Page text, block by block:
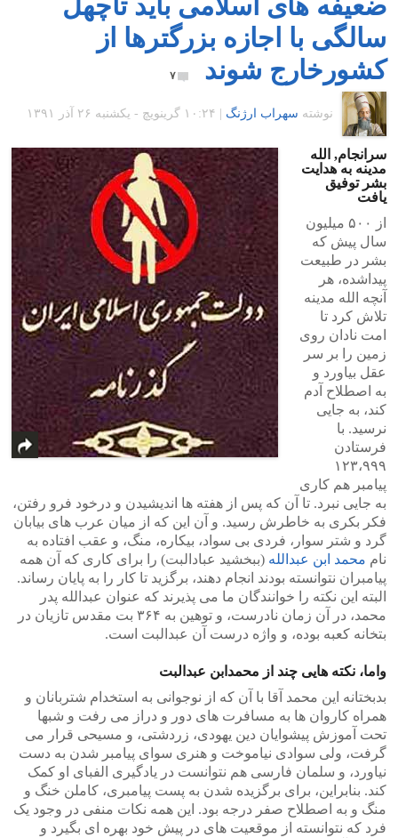
سالگی با اجازه بزرگترها از
کشورخارج شوند
۷
نوشته سهراب ارژنگ ۱۰:۲۴ گرينويچ - یکشنبه ۲۶ آذر ۱۳۹۱
سرانجام‪,‬ الله
مدینه به هدایت
بشر توفیق
یافت
از ۵۰۰ میلیون
سال پیش که
بشر در طبیعت
پیداشده، هر
آنچه الله مدینه
تلاش کرد تا
امت نادان روی
زمین را بر سر
عقل بیاورد و
به اصطلاح آدم
کند، به جایی
نرسید. با
فرستادن
۱۲۳،۹۹۹
پیامبر هم کاری
به جایی نبرد. تا آن که پس از هفته ها اندیشیدن و درخود فرو رفتن،
فکر بکری به خاطرش رسید. و آن این که از میان عرب های بیابان
گرد و شتر سوار، فردی بی سواد، بیکاره، منگ، و عقب افتاده به
نام محمد ابن عبدالله (ببخشید عبادالبت) را برای کاری که آن همه
پیامبران نتوانسته بودند انجام دهند، برگزید تا کار را به پایان رساند.
البته این نکته را خوانندگان ما می پذیرند که عنوان عبدالله پدر
محمد، در آن زمان نادرست، و توهین به ۳۶۴ بت مقدس تازیان در
بتخانه کعبه بوده، و واژه درست آن عبدالبت است.
واما، نکته هایی چند از محمدابن عبدالبت
بدبختانه این محمد آقا با آن که از نوجوانی به استخدام شتربانان و
همراه کاروان ها به مسافرت های دور و دراز می رفت و شبها
تحت آموزش پیشوایان دین یهودی، زردشتی، و مسیحی قرار می
گرفت، ولی سوادی نیاموخت و هنری سوای پیامبر شدن به دست
نیاورد، و سلمان فارسی هم نتوانست در یادگیری الفبای او کمک
کند. بنابراین، برای برگزیده شدن به پست پیامبری، کاملن خنگ و
منگ و به اصطلاح صفر درجه بود. این همه نکات منفی در وجود یک
فرد که نتوانسته از موقعیت های در پیش خود بهره ای بگیرد و